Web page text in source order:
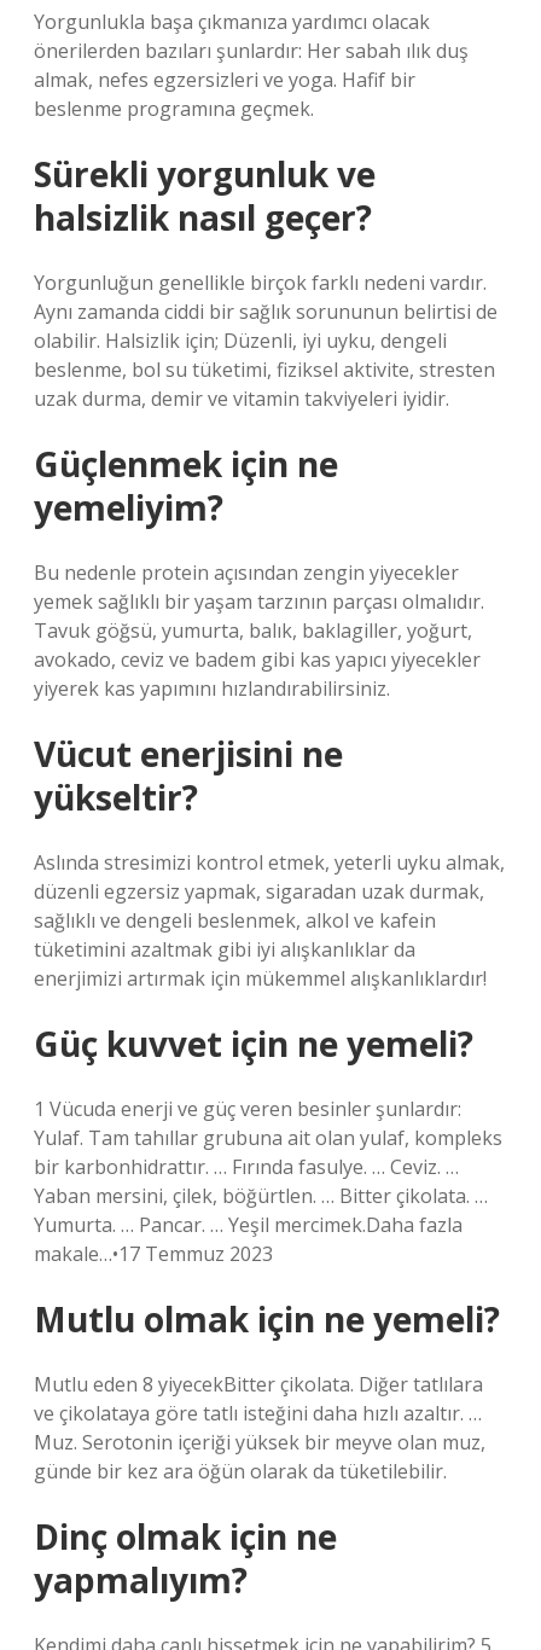
Yorgunlukla başa çıkmanıza yardımcı olacak
önerilerden bazıları şunlardır: Her sabah ılık duş
almak, nefes egzersizleri ve yoga. Hafif bir
beslenme programına geçmek.
Sürekli yorgunluk ve
halsizlik nasıl geçer?
Yorgunluğun genellikle birçok farklı nedeni vardır.
Aynı zamanda ciddi bir sağlık sorununun belirtisi de
olabilir. Halsizlik için; Düzenli, iyi uyku, dengeli
beslenme, bol su tüketimi, fiziksel aktivite, stresten
uzak durma, demir ve vitamin takviyeleri iyidir.
Güçlenmek için ne
yemeliyim?
Bu nedenle protein açısından zengin yiyecekler
yemek sağlıklı bir yaşam tarzının parçası olmalıdır.
Tavuk göğsü, yumurta, balık, baklagiller, yoğurt,
avokado, ceviz ve badem gibi kas yapıcı yiyecekler
yiyerek kas yapımını hızlandırabilirsiniz.
Vücut enerjisini ne
yükseltir?
Aslında stresimizi kontrol etmek, yeterli uyku almak,
düzenli egzersiz yapmak, sigaradan uzak durmak,
sağlıklı ve dengeli beslenmek, alkol ve kafein
tüketimini azaltmak gibi iyi alışkanlıklar da
enerjimizi artırmak için mükemmel alışkanlıklardır!
Güç kuvvet için ne yemeli?
1 Vücuda enerji ve güç veren besinler şunlardır:
Yulaf. Tam tahıllar grubuna ait olan yulaf, kompleks
bir karbonhidrattır. … Fırında fasulye. … Ceviz. …
Yaban mersini, çilek, böğürtlen. … Bitter çikolata. …
Yumurta. … Pancar. … Yeşil mercimek.Daha fazla
makale…•17 Temmuz 2023
Mutlu olmak için ne yemeli?
Mutlu eden 8 yiyecekBitter çikolata. Diğer tatlılara
ve çikolataya göre tatlı isteğini daha hızlı azaltır. …
Muz. Serotonin içeriği yüksek bir meyve olan muz,
günde bir kez ara öğün olarak da tüketilebilir.
Dinç olmak için ne
yapmalıyım?